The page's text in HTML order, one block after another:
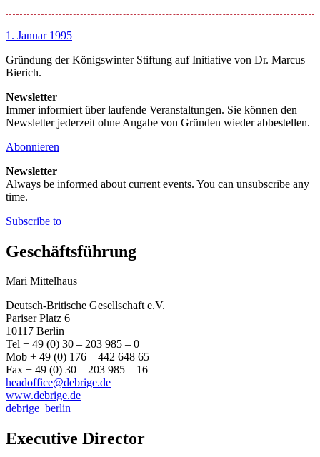
1. Januar 1995
Gründung der Königswinter Stiftung auf Initiative von Dr. Marcus
Bierich.
Newsletter
Immer informiert über laufende Veranstaltungen. Sie können den
Newsletter jederzeit ohne Angabe von Gründen wieder abbestellen.
Abonnieren
Newsletter
Always be informed about current events. You can unsubscribe any
time.
Subscribe to
Geschäftsführung
Mari Mittelhaus
Deutsch-Britische Gesellschaft e.V.
Pariser Platz 6
10117 Berlin
Tel + 49 (0) 30 – 203 985 – 0
Mob + 49 (0) 176 – 442 648 65
Fax + 49 (0) 30 – 203 985 – 16
headoffice@debrige.de
www.debrige.de
debrige_berlin
Executive Director